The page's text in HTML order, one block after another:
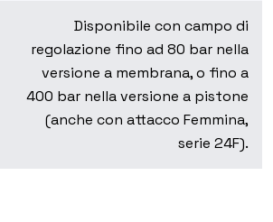
Disponibile con campo di
regolazione fino ad 80 bar nella
versione a membrana, o fino a
400 bar nella versione a pistone
(anche con attacco Femmina,
serie 24F).